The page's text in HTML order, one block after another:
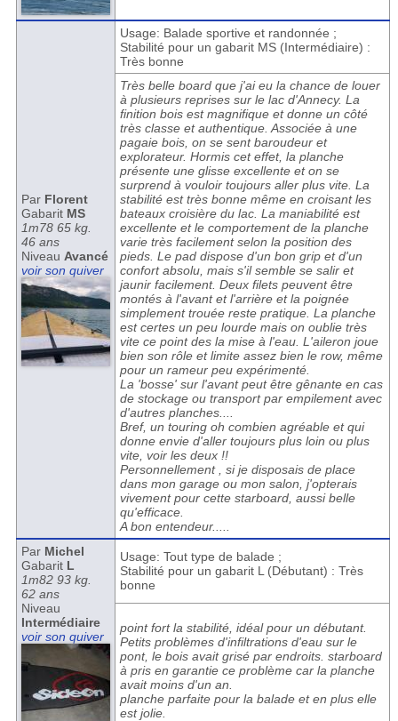
Par Florent
Gabarit MS
1m78 65 kg.
46 ans
Niveau Avancé
voir son quiver
Usage: Balade sportive et randonnée ;
Stabilité pour un gabarit MS (Intermédiaire) :
Très bonne
Très belle board que j'ai eu la chance de louer
à plusieurs reprises sur le lac d'Annecy. La
finition bois est magnifique et donne un côté
très classe et authentique. Associée à une
pagaie bois, on se sent baroudeur et
explorateur. Hormis cet effet, la planche
présente une glisse excellente et on se
surprend à vouloir toujours aller plus vite. La
stabilité est très bonne même en croisant les
bateaux croisière du lac. La maniabilité est
excellente et le comportement de la planche
varie très facilement selon la position des
pieds. Le pad dispose d'un bon grip et d'un
confort absolu, mais s'il semble se salir et
jaunir facilement. Deux filets peuvent être
montés à l'avant et l'arrière et la poignée
simplement trouée reste pratique. La planche
est certes un peu lourde mais on oublie très
vite ce point des la mise à l'eau. L'aileron joue
bien son rôle et limite assez bien le row, même
pour un rameur peu expérimenté.
La 'bosse' sur l'avant peut être gênante en cas
de stockage ou transport par empilement avec
d'autres planches....
Bref, un touring oh combien agréable et qui
donne envie d'aller toujours plus loin ou plus
vite, voir les deux !!
Personnellement , si je disposais de place
dans mon garage ou mon salon, j'opterais
vivement pour cette starboard, aussi belle
qu'efficace.
A bon entendeur.....
Par Michel
Gabarit L
1m82 93 kg.
62 ans
Niveau
Intermédiaire
voir son quiver
Usage: Tout type de balade ;
Stabilité pour un gabarit L (Débutant) : Très
bonne
point fort la stabilité, idéal pour un débutant.
Petits problèmes d'infiltrations d'eau sur le
pont, le bois avait grisé par endroits. starboard
à pris en garantie ce problème car la planche
avait moins d'un an.
planche parfaite pour la balade et en plus elle
est jolie.